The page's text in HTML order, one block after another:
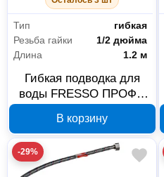
Тип
гибкая
Резьба гайки
1/2 дюйма
Длина
1.2 м
Гибкая подводка для
воды FRESSO ПРОФФ
В корзину
-29%